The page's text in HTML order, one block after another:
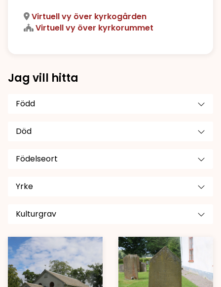
Virtuell vy över kyrkogården
Virtuell vy över kyrkorummet
Jag vill hitta
Född
Död
Födelseort
Yrke
Kulturgrav